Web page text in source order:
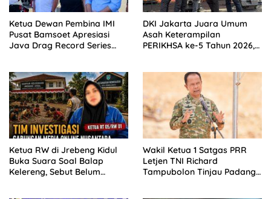
Ketua Dewan Pembina IMI
Pusat Bamsoet Apresiasi
Java Drag Record Series
Kejuaraan Balap Daerah
dan Nasional
DKI Jakarta Juara Umum
Asah Keterampilan
PERIKHSA ke-5 Tahun 2026,
Semangat Bela Negara
Ketua RW di Jrebeng Kidul
Buka Suara Soal Balap
Kelereng, Sebut Belum
Wakil Ketua 1 Satgas PRR
Letjen TNI Richard
Tampubolon Tinjau Padang